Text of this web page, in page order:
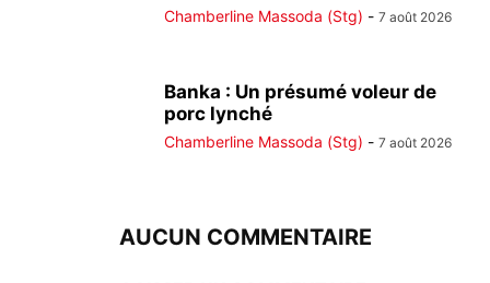
Chamberline Massoda (Stg) - 7 août 2026
Banka : Un présumé voleur de
porc lynché
Chamberline Massoda (Stg) - 7 août 2026
AUCUN COMMENTAIRE